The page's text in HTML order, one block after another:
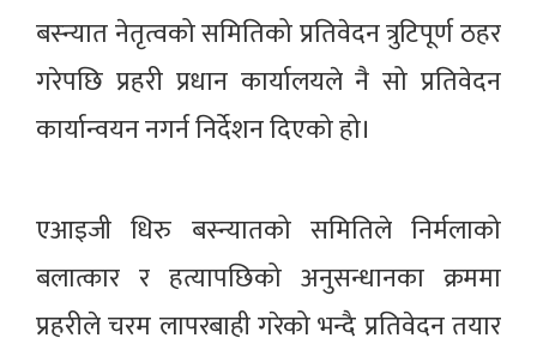
बस्न्यात नेतृत्वको समितिको प्रतिवेदन त्रुटिपूर्ण ठहर
गरेपछि प्रहरी प्रधान कार्यालयले नै सो प्रतिवेदन
कार्यान्वयन नगर्न निर्देशन दिएको हो।
एआइजी धिरु बस्न्यातको समितिले निर्मलाको
बलात्कार र हत्यापछिको अनुसन्धानका क्रममा
प्रहरीले चरम लापरबाही गरेको भन्दै प्रतिवेदन तयार